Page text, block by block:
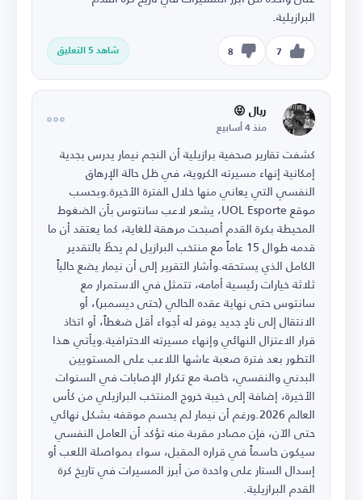
البرازيلية.
7
8 شاهد 5 التعليق
ريال 😝
منذ 4 أسابيع
كشفت تقارير صحفية برازيلية أن النجم نيمار يدرس بجدية
إمكانية إنهاء مسيرته الكروية، في ظل حالة الإرهاق
النفسي التي يعاني منها خلال الفترة الأخيرة.وبحسب
موقع UOL Esporte، يشعر لاعب سانتوس بأن الضغوط
المحيطة بكرة القدم أصبحت مرهقة للغاية، كما يعتقد أن ما
قدمه طوال 15 عاماً مع منتخب البرازيل لم يحظَ بالتقدير
الكامل الذي يستحقه.وأشار التقرير إلى أن نيمار يضع حالياً
ثلاثة خيارات رئيسية أمامه، تتمثل في الاستمرار مع
سانتوس حتى نهاية عقده الحالي (حتى ديسمبر)، أو
الانتقال إلى نادٍ جديد يوفر له أجواء أقل ضغطاً، أو اتخاذ
قرار الاعتزال النهائي وإنهاء مسيرته الاحترافية.ويأتي هذا
التطور بعد فترة صعبة عاشها اللاعب على المستويين
البدني والنفسي، خاصة مع تكرار الإصابات في السنوات
الأخيرة، إضافة إلى خيبة خروج المنتخب البرازيلي من كأس
العالم 2026.ورغم أن نيمار لم يحسم موقفه بشكل نهائي
حتى الآن، فإن مصادر مقربة منه تؤكد أن العامل النفسي
سيكون حاسماً في قراره المقبل، سواء بمواصلة اللعب أو
إسدال الستار على واحدة من أبرز المسيرات في تاريخ كرة
القدم البرازيلية.